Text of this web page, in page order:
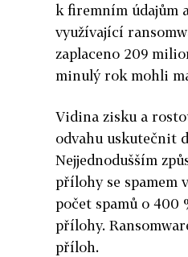
k firemním údajům
využívající
zaplaceno 209
minulý rok mohli
Vidina zisku a
odvahu uskutečnit
Nejjednodušším
přílohy se spamem
počet spamů o 400
přílohy.
příloh.